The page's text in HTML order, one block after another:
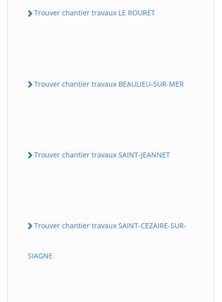
Trouver chantier travaux LE ROURET
Trouver chantier travaux BEAULIEU-SUR-MER
Trouver chantier travaux SAINT-JEANNET
Trouver chantier travaux SAINT-CEZAIRE-SUR-
SIAGNE